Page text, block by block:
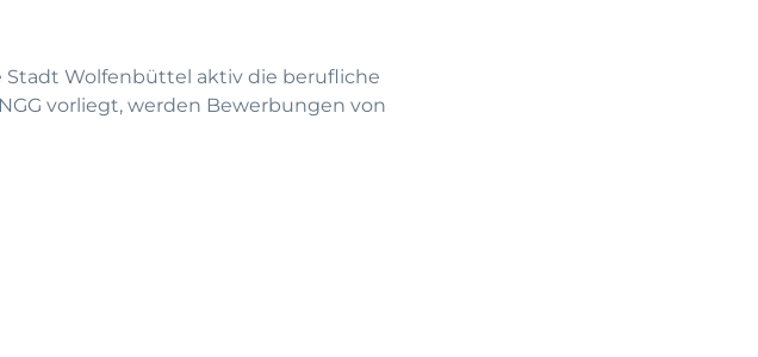
Stadt Wolfenbüttel aktiv die berufliche
vorliegt, werden Bewerbungen von